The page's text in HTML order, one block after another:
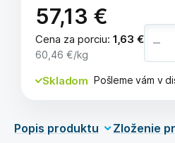
57,13 €
Cena za porciu: 1,63 €
60,46 €/kg
Skladom Pošleme vám v
Popis produktu Zloženie